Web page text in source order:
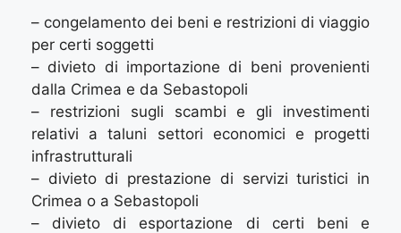
– congelamento dei beni e restrizioni di viaggio
per certi soggetti
– divieto di importazione di beni provenienti
dalla Crimea e da Sebastopoli
– restrizioni sugli scambi e gli investimenti
relativi a taluni settori economici e progetti
infrastrutturali
– divieto di prestazione di servizi turistici in
Crimea o a Sebastopoli
– divieto di esportazione di certi beni e